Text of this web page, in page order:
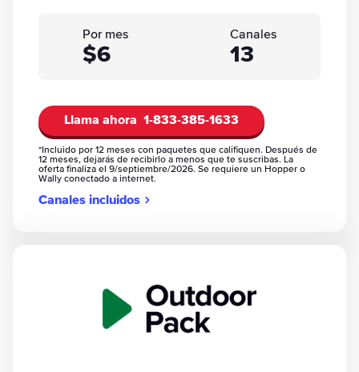
Por mes
$6
Canales
13
Llama ahora 1-833-385-1633
*Incluido por 12 meses con paquetes que califiquen. Después de
12 meses, dejarás de recibirlo a menos que te suscribas. La
oferta finaliza el 9/septiembre/2026. Se requiere un Hopper o
Wally conectado a internet.
Canales incluidos